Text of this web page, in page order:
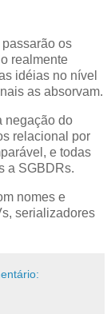
os
realmente
idéias no nível
as absorvam.
negação do
relacional por
e todas
a SGBDRs.
nomes e
serializadores